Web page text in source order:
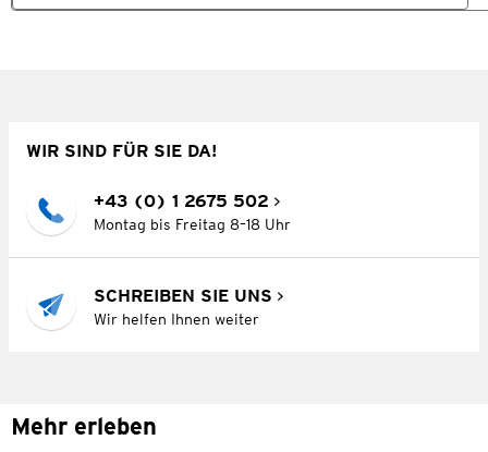
WIR SIND FÜR SIE DA!
+43 (0) 1 2675 502
Montag bis Freitag 8–18 Uhr
SCHREIBEN SIE UNS
Wir helfen Ihnen weiter
Mehr erleben